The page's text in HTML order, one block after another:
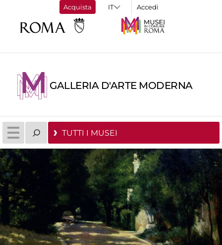
Acquista Accedi
GALLERIA D'ARTE MODERNA
TUTTI I MUSEI